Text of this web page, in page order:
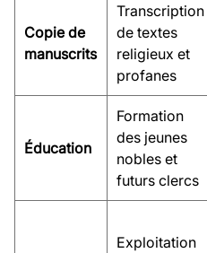
Copie de
manuscrits
Transcription
de textes
religieux et
profanes
Éducation
Formation
des jeunes
nobles et
futurs clercs
Exploitation